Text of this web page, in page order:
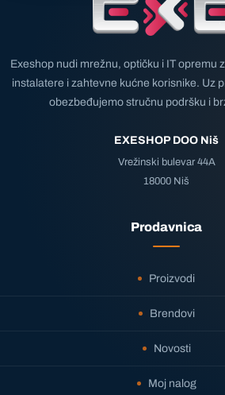
Exeshop nudi mrežnu, optičku i IT opremu
instalatere i zahtevne kućne korisnike. Uz
obezbeđujemo stručnu podršku i
EXESHOP DOO Niš
Vrežinski bulevar 44A
18000 Niš
Prodavnica
Proizvodi
Brendovi
Novosti
Moj nalog